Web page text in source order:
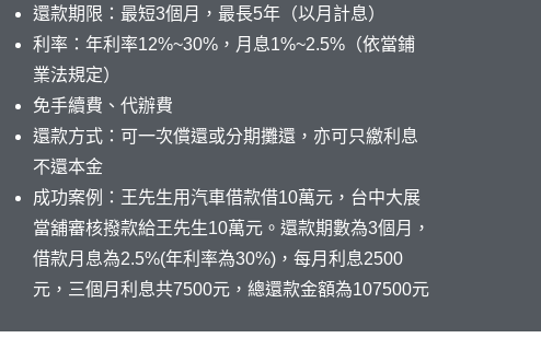
還款期限：最短3個月，最長5年（以月計息）
利率：年利率12%~30%，月息1%~2.5%（依當鋪
業法規定）
免手續費、代辦費
還款方式：可一次償還或分期攤還，亦可只繳利息
不還本金
成功案例：王先生用汽車借款借10萬元，台中大展
當舖審核撥款給王先生10萬元。還款期數為3個月，
借款月息為2.5%(年利率為30%)，每月利息2500
元，三個月利息共7500元，總還款金額為107500元